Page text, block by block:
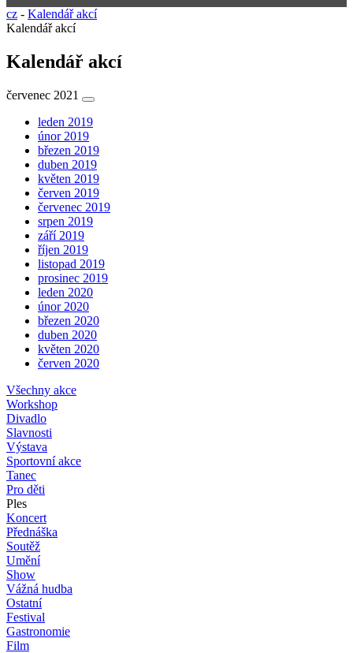
cz - Kalendář akcí
Kalendář akcí
Kalendář akcí
červenec 2021
leden 2019
únor 2019
březen 2019
duben 2019
květen 2019
červen 2019
červenec 2019
srpen 2019
září 2019
říjen 2019
listopad 2019
prosinec 2019
leden 2020
únor 2020
březen 2020
duben 2020
květen 2020
červen 2020
Všechny akce
Workshop
Divadlo
Slavnosti
Výstava
Sportovní akce
Tanec
Pro děti
Ples
Koncert
Přednáška
Soutěž
Umění
Show
Vážná hudba
Ostatní
Festival
Gastronomie
Film